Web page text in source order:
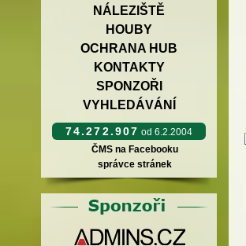
NÁLEZIŠTĚ
HOUBY
OCHRANA HUB
KONTAKTY
SPONZOŘI
VYHLEDÁVÁNÍ
74.272.907 od 6.2.2004
ČMS na Facebooku
správce stránek